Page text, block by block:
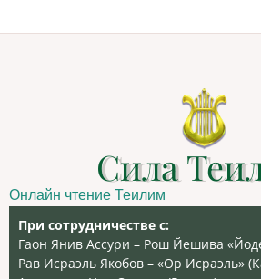
Сила
Онлайн чтение Теилим
При сотрудничестве с:
Гаон Янив Ассури – Рош Йешива
Рав Исраэль Якобов – «Ор Исраэль»